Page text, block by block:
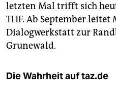
letzten Mal trifft sich
THF. Ab September leitet
Dialogwerkstatt zur
Grunewald.
Die Wahrheit auf taz.de